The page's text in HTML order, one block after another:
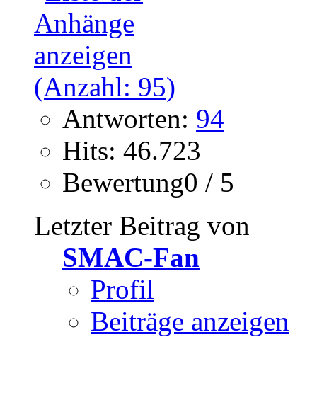
Antworten: 94
Hits: 46.723
Bewertung0 / 5
Letzter Beitrag von
SMAC-Fan
Profil
Beiträge anzeigen